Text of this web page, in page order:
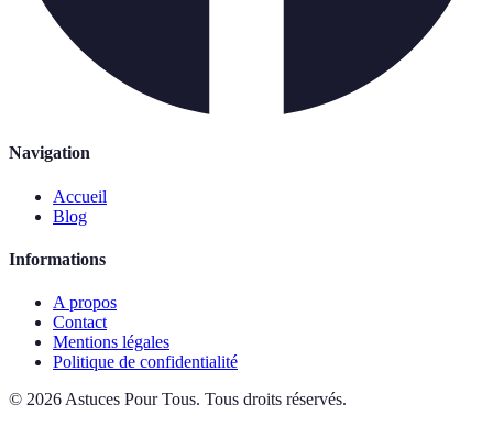
Navigation
Accueil
Blog
Informations
A propos
Contact
Mentions légales
Politique de confidentialité
© 2026 Astuces Pour Tous. Tous droits réservés.